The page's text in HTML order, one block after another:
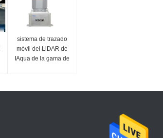
sistema de trazado
móvil del LiDAR de
IAqua de la gama de